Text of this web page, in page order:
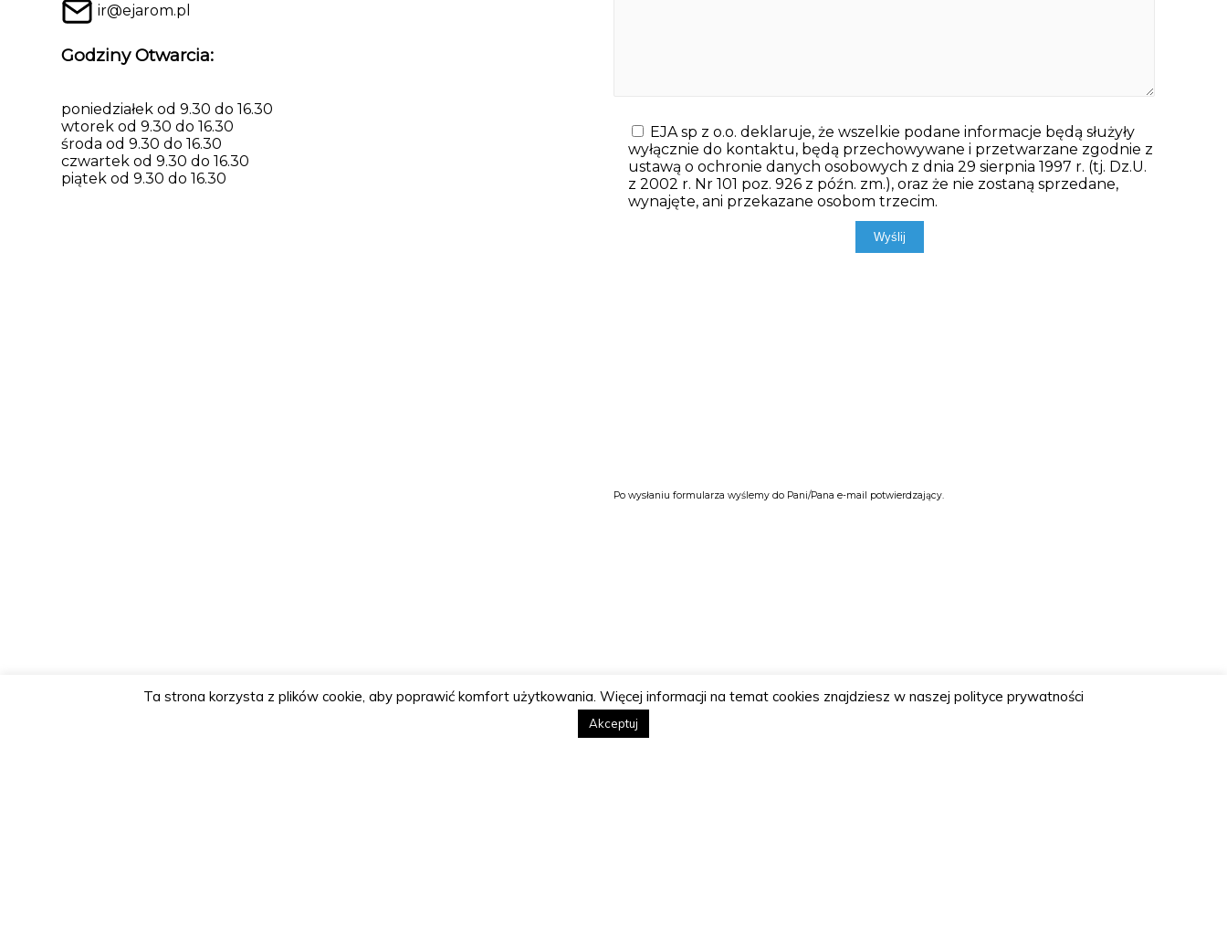
ir@ejarom.pl
Godziny Otwarcia:
poniedziałek od 9.30 do 16.30
wtorek od 9.30 do 16.30
środa od 9.30 do 16.30
czwartek od 9.30 do 16.30
piątek od 9.30 do 16.30
EJA sp z o.o. deklaruje, że wszelkie podane informacje będą służyły
wyłącznie do kontaktu, będą przechowywane i przetwarzane zgodnie z
ustawą o ochronie danych osobowych z dnia 29 sierpnia 1997 r. (tj. Dz.U.
z 2002 r. Nr 101 poz. 926 z późn. zm.), oraz że nie zostaną sprzedane,
wynajęte, ani przekazane osobom trzecim.
Po wysłaniu formularza wyślemy do Pani/Pana e-mail potwierdzający.
Ta strona korzysta z plików cookie, aby poprawić komfort użytkowania. Więcej informacji na temat cookies znajdziesz w naszej polityce prywatności
Akceptuj